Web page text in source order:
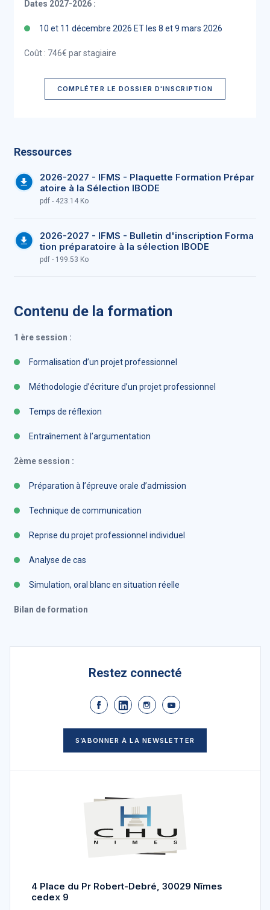
Dates 2027-2026 :
10 et 11 décembre 2026 ET les 8 et 9 mars 2026
Coût : 746€ par stagiaire
COMPLÉTER LE DOSSIER D'INSCRIPTION
Ressources
2026-2027 - IFMS - Plaquette Formation Prépar
atoire à la Sélection IBODE
pdf - 423.14 Ko
2026-2027 - IFMS - Bulletin d'inscription Forma
tion préparatoire à la sélection IBODE
pdf - 199.53 Ko
Contenu de la formation
1 ère session :
Formalisation d’un projet professionnel
Méthodologie d’écriture d’un projet professionnel
Temps de réflexion
Entraînement à l’argumentation
2ème session :
Préparation à l’épreuve orale d’admission
Technique de communication
Reprise du projet professionnel individuel
Analyse de cas
Simulation, oral blanc en situation réelle
Bilan de formation
Restez connecté
S’ABONNER À LA NEWSLETTER
4 Place du Pr Robert-Debré, 30029 Nîmes
cedex 9